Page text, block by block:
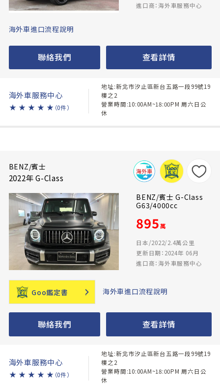
進口商：海外車服務中心
海外車進口流程說明
聯絡我們 查看詳情
海外車服務中心
★ ★ ★ ★ ★ （0件）
地址:新北市汐止區新台五路一段99號19
樓之2
營業時間:10:00AM~18:00PM 周六日公
休
BENZ/賓士
2022年 G-Class
BENZ/賓士 G-Class
G63/4000cc
895萬
日本/2022/2.4萬公里
更新日期：2024年 06月
進口商：海外車服務中心
Goo鑑定書 海外車進口流程說明
聯絡我們 查看詳情
海外車服務中心
★ ★ ★ ★ ★ （0件）
地址:新北市汐止區新台五路一段99號19
樓之2
營業時間:10:00AM~18:00PM 周六日公
休